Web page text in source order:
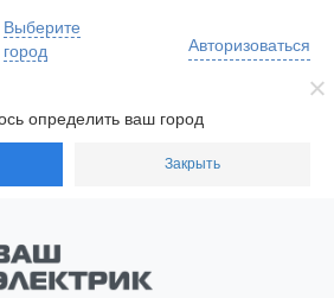
определить ваш город
Закрыть
Выберите
город
Авторизоваться